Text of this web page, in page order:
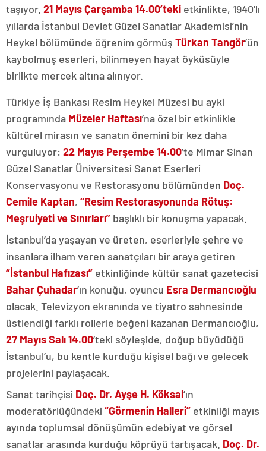
taşıyor. 21 Mayıs Çarşamba 14.00’teki etkinlikte, 1940’lı
yıllarda İstanbul Devlet Güzel Sanatlar Akademisi’nin
Heykel bölümünde öğrenim görmüş Türkan Tangör’ün
kaybolmuş eserleri, bilinmeyen hayat öyküsüyle
birlikte mercek altına alınıyor.
Türkiye İş Bankası Resim Heykel Müzesi bu ayki
programında Müzeler Haftası’na özel bir etkinlikle
kültürel mirasın ve sanatın önemini bir kez daha
vurguluyor: 22 Mayıs Perşembe 14.00’te Mimar Sinan
Güzel Sanatlar Üniversitesi Sanat Eserleri
Konservasyonu ve Restorasyonu bölümünden Doç.
Cemile Kaptan, “Resim Restorasyonunda Rötuş:
Meşruiyeti ve Sınırları” başlıklı bir konuşma yapacak.
İstanbul’da yaşayan ve üreten, eserleriyle şehre ve
insanlara ilham veren sanatçıları bir araya getiren
“İstanbul Hafızası” etkinliğinde kültür sanat gazetecisi
Bahar Çuhadar’ın konuğu, oyuncu Esra Dermancıoğlu
olacak. Televizyon ekranında ve tiyatro sahnesinde
üstlendiği farklı rollerle beğeni kazanan Dermancıoğlu,
27 Mayıs Salı 14.00’teki söyleşide, doğup büyüdüğü
İstanbul’u, bu kentle kurduğu kişisel bağı ve gelecek
projelerini paylaşacak.
Sanat tarihçisi Doç. Dr. Ayşe H. Köksal’ın
moderatörlüğündeki “Görmenin Halleri” etkinliği mayıs
ayında toplumsal dönüşümün edebiyat ve görsel
sanatlar arasında kurduğu köprüyü tartışacak. Doç. Dr.